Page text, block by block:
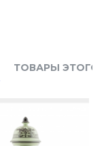
ТОВАРЫ ЭТОГО